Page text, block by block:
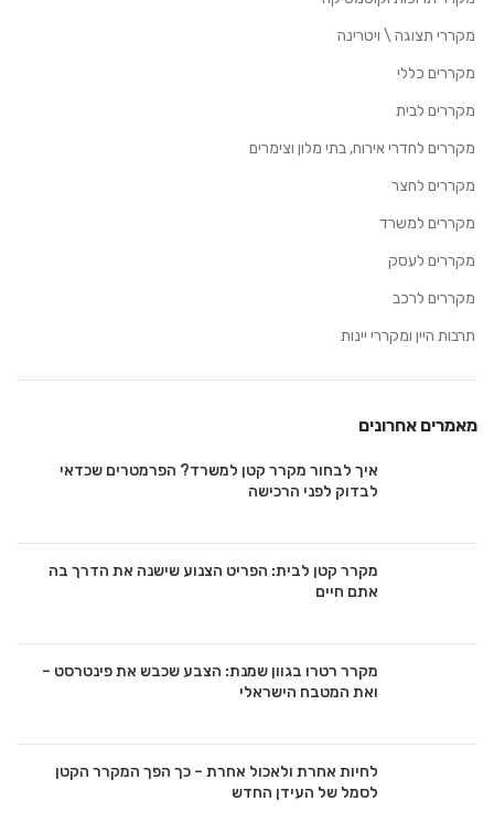
מקררי תצוגה \ ויטרינה
מקררים כללי
מקררים לבית
מקררים לחדרי אירוח, בתי מלון וצימרים
מקררים לחצר
מקררים למשרד
מקררים לעסק
מקררים לרכב
תרבות היין ומקררי יינות
מאמרים אחרונים
איך לבחור מקרר קטן למשרד? הפרמטרים שכדאי
לבדוק לפני הרכישה
מקרר קטן לבית: הפריט הצנוע שישנה את הדרך בה
אתם חיים
מקרר רטרו בגוון שמנת: הצבע שכבש את פינטרסט –
ואת המטבח הישראלי
לחיות אחרת ולאכול אחרת – כך הפך המקרר הקטן
לסמל של העידן החדש